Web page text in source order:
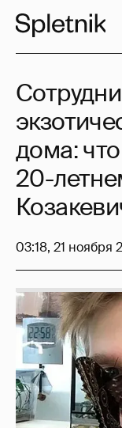
дома:
20-
03:18, 21 ноября